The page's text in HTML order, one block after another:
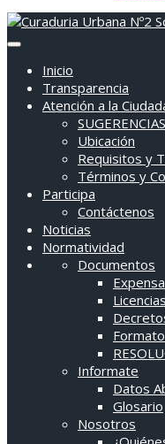
Inicio
Transparencia
Atención a la
Ubicación
Requisitos y
Términos y
Participa
Contáctenos
Noticias
Normatividad
Documentos
Licencias
Informate
Datos
Glosario
Nosotros